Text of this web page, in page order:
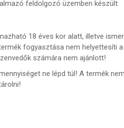
feldolgozó üzemben készült.
18 éves kor alatt, illetve
fogyasztása nem helyettesíti
számára nem ajánlott!
ne lépd túl! A termék